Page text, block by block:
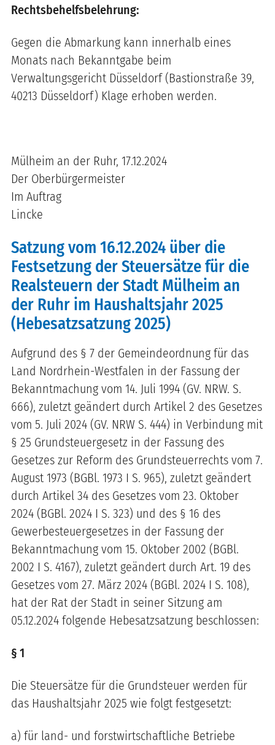
Rechtsbehelfsbelehrung:
Gegen die Abmarkung kann innerhalb eines
Monats nach Bekanntgabe beim
Verwaltungsgericht Düsseldorf (Bastionstraße 39,
40213 Düsseldorf) Klage erhoben werden.
Mülheim an der Ruhr, 17.12.2024
Der Oberbürgermeister
Im Auftrag
Lincke
Satzung vom 16.12.2024 über die
Festsetzung der Steuersätze für die
Realsteuern der Stadt Mülheim an
der Ruhr im Haushaltsjahr 2025
(Hebesatzsatzung 2025)
Aufgrund des § 7 der Gemeindeordnung für das
Land Nordrhein-Westfalen in der Fassung der
Bekanntmachung vom 14. Juli 1994 (GV. NRW. S.
666), zuletzt geändert durch Artikel 2 des Gesetzes
vom 5. Juli 2024 (GV. NRW S. 444) in Verbindung mit
§ 25 Grundsteuergesetz in der Fassung des
Gesetzes zur Reform des Grundsteuerrechts vom 7.
August 1973 (BGBl. 1973 I S. 965), zuletzt geändert
durch Artikel 34 des Gesetzes vom 23. Oktober
2024 (BGBl. 2024 I S. 323) und des § 16 des
Gewerbesteuergesetzes in der Fassung der
Bekanntmachung vom 15. Oktober 2002 (BGBl.
2002 I S. 4167), zuletzt geändert durch Art. 19 des
Gesetzes vom 27. März 2024 (BGBl. 2024 I S. 108),
hat der Rat der Stadt in seiner Sitzung am
05.12.2024 folgende Hebesatzsatzung beschlossen:
§ 1
Die Steuersätze für die Grundsteuer werden für
das Haushaltsjahr 2025 wie folgt festgesetzt:
a) für land- und forstwirtschaftliche Betriebe